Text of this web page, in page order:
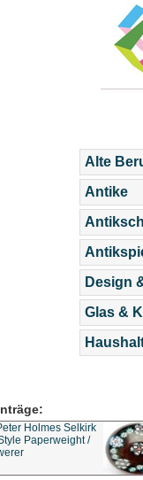
Alte
Antike
Design
Glas &
Holmes Selkirk
Paperweight /